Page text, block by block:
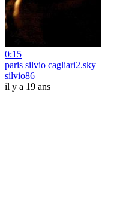
0:15
paris silvio cagliari2.sky
silvio86
il y a 19 ans